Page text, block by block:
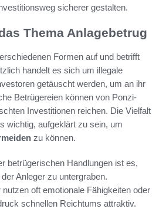
sicherer gestalten.
Thema Anlagebetrug
Formen auf und betrifft
handelt es sich um illegale
getäuscht werden, um an ihr
Betrügereien können von Ponzi-
Investitionen reichen. Die Vielfalt
wichtig, aufgeklärt zu sein, um
zu können.
betrügerischen Handlungen ist es,
der Anleger zu untergraben.
oft emotionale Fähigkeiten oder
schnellen Reichtums attraktiv.